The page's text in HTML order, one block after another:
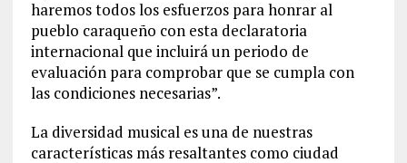
haremos todos los esfuerzos para honrar al
pueblo caraqueño con esta declaratoria
internacional que incluirá un periodo de
evaluación para comprobar que se cumpla con
las condiciones necesarias”.
La diversidad musical es una de nuestras
características más resaltantes como ciudad